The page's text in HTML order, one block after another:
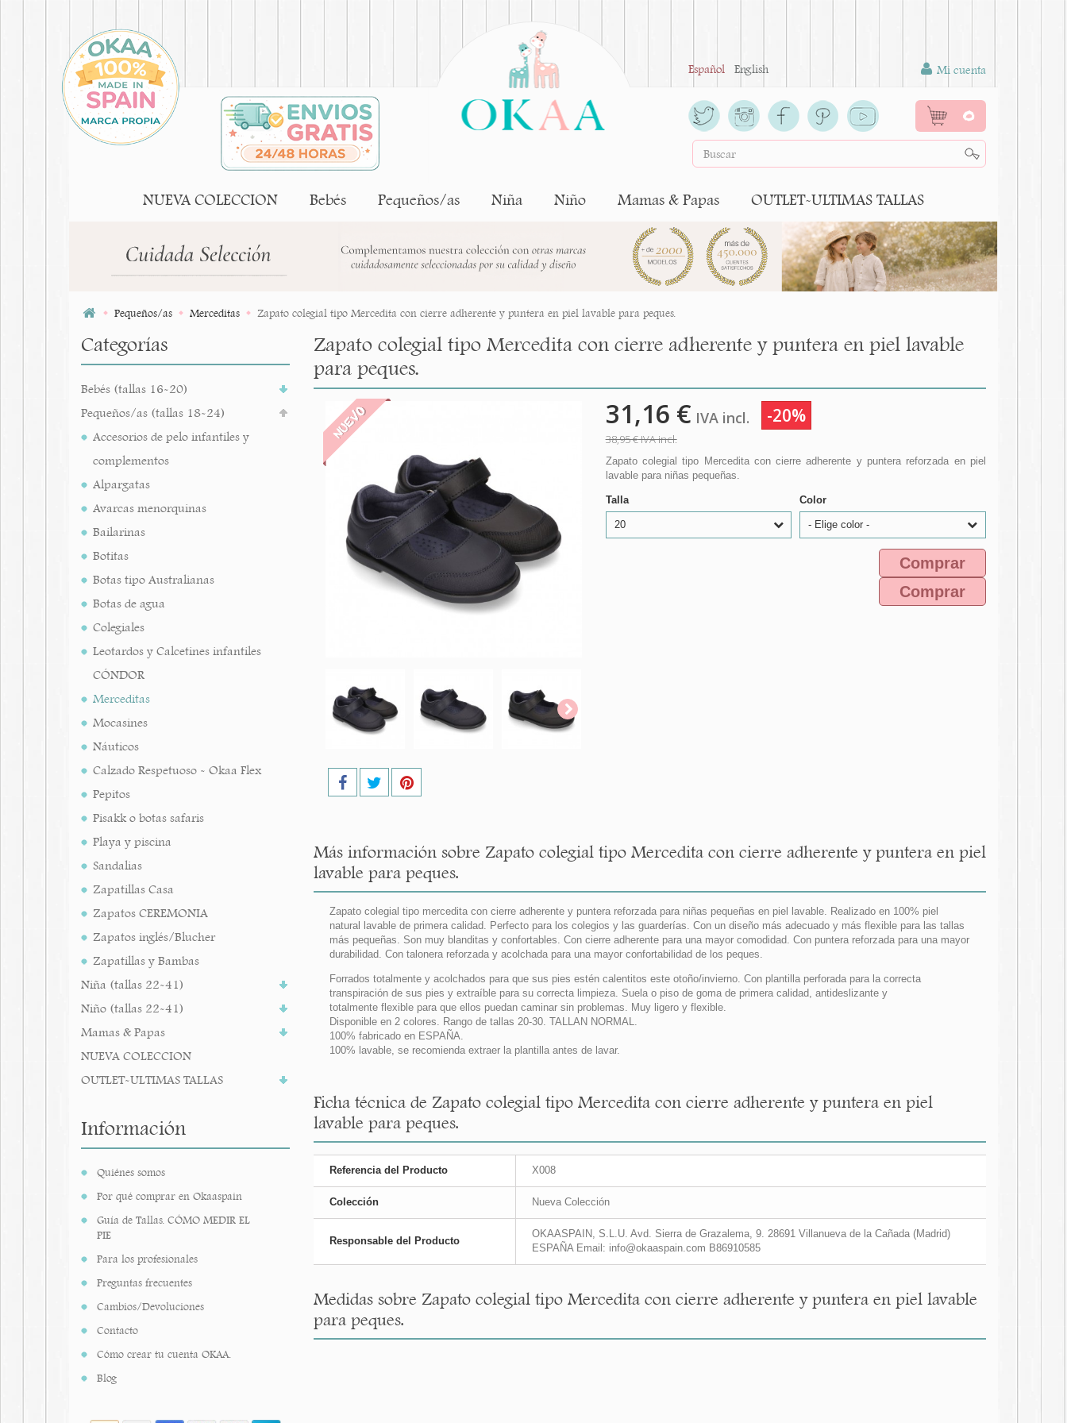
Español English Mi cuenta
0
NUEVA COLECCION Bebés Pequeños/as Niña Niño Mamas & Papas OUTLET-ULTIMAS TALLAS
Pequeños/as Merceditas Zapato colegial tipo Mercedita con cierre adherente y puntera en piel lavable para peques.
Categorías
Bebés (tallas 16-20)
Pequeños/as (tallas 18-24)
Accesorios de pelo infantiles y
complementos
Alpargatas
Avarcas menorquinas
Bailarinas
Botitas
Botas tipo Australianas
Botas de agua
Colegiales
Leotardos y Calcetines infantiles
CÓNDOR
Merceditas
Mocasines
Náuticos
Calzado Respetuoso - Okaa Flex
Pepitos
Pisakk o botas safaris
Playa y piscina
Sandalias
Zapatillas Casa
Zapatos CEREMONIA
Zapatos inglés/Blucher
Zapatillas y Bambas
Niña (tallas 22-41)
Niño (tallas 22-41)
Mamas & Papas
NUEVA COLECCION
OUTLET-ULTIMAS TALLAS
Información
Quiénes somos
Por qué comprar en Okaaspain
Guía de Tallas. CÓMO MEDIR EL
PIE
Para los profesionales
Preguntas frecuentes
Cambios/Devoluciones
Contacto
Cómo crear tu cuenta OKAA.
Blog
Zapato colegial tipo Mercedita con cierre adherente y puntera en piel lavable
para peques.
NUEVO 31,16 € IVA incl. -20%
38,95 €IVA incl.
Zapato colegial tipo Mercedita con cierre adherente y puntera reforzada en piel
lavable para niñas pequeñas.
Talla
20
Color
- Elige color -
Comprar
Comprar
Más información sobre Zapato colegial tipo Mercedita con cierre adherente y puntera en piel
lavable para peques.
Zapato colegial tipo mercedita con cierre adherente y puntera reforzada para niñas pequeñas en piel lavable. Realizado en 100% piel
natural lavable de primera calidad. Perfecto para los colegios y las guarderías. Con un diseño más adecuado y más flexible para las tallas
más pequeñas. Son muy blanditas y confortables. Con cierre adherente para una mayor comodidad. Con puntera reforzada para una mayor
durabilidad. Con talonera reforzada y acolchada para una mayor confortabilidad de los peques.
Forrados totalmente y acolchados para que sus pies estén calentitos este otoño/invierno. Con plantilla perforada para la correcta
transpiración de sus pies y extraíble para su correcta limpieza. Suela o piso de goma de primera calidad, antideslizante y
totalmente flexible para que ellos puedan caminar sin problemas. Muy ligero y flexible.
Disponible en 2 colores. Rango de tallas 20-30. TALLAN NORMAL.
100% fabricado en ESPAÑA.
100% lavable, se recomienda extraer la plantilla antes de lavar.
Ficha técnica de Zapato colegial tipo Mercedita con cierre adherente y puntera en piel
lavable para peques.
Referencia del Producto X008
Colección Nueva Colección
Responsable del Producto
OKAASPAIN, S.L.U. Avd. Sierra de Grazalema, 9. 28691 Villanueva de la Cañada (Madrid)
ESPAÑA Email: info@okaaspain.com B86910585
Medidas sobre Zapato colegial tipo Mercedita con cierre adherente y puntera en piel lavable
para peques.